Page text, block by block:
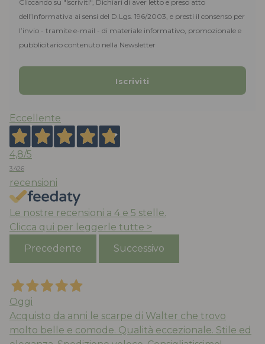
Cliccando su "Iscriviti", Dichiari di aver letto e preso atto
dell’Informativa ai sensi del D.Lgs. 196/2003, e presti il consenso per
l’invio - tramite e-mail - di materiale informativo, promozionale e
pubblicitario contenuto nella Newsletter
Eccellente
4,8/5
3.426
recensioni
Le nostre recensioni a 4 e 5 stelle.
Clicca qui per leggerle tutte >
Precedente
Successivo
Oggi
Acquisto da anni le scarpe di Walter che trovo
molto belle e comode. Qualità eccezionale. Stile ed